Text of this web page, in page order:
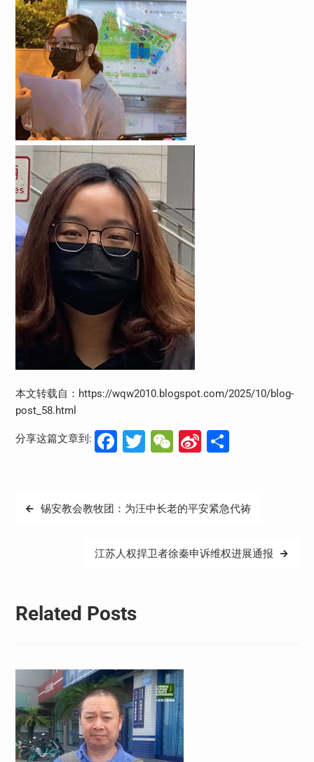
本文转载自：https://wqw2010.blogspot.com/2025/10/blog-
post_58.html
分享这篇文章到: Facebook
Twitter
WeChat
Sina分
文
锡安教会教牧团：为汪中长老的平安紧急代祷
江苏人权捍卫者徐秦申诉维权进展通报
Related Posts